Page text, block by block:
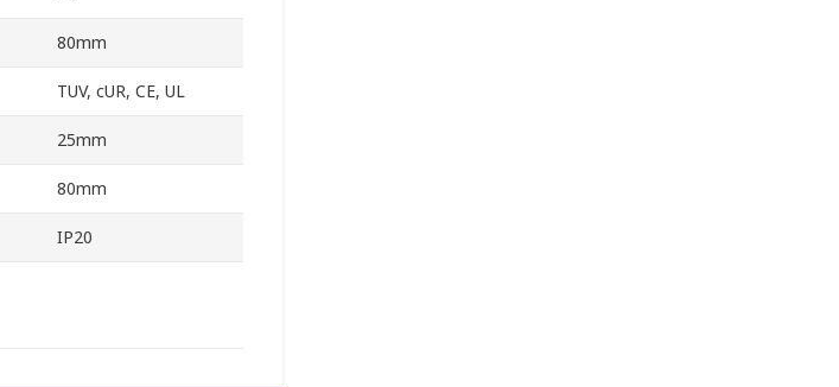
80mm
TUV, cUR, CE, UL
25mm
80mm
IP20